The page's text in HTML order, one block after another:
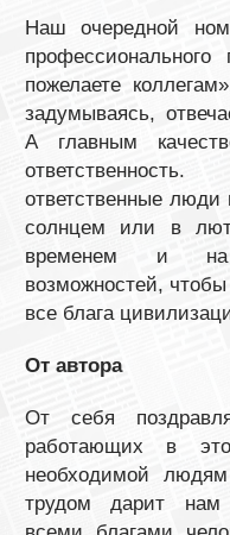
Наш очередной
пожелаете
задумываясь,
А главным
ответственные
солнцем или в
временем и на
возможностей,
все блага
От автора
От себя
работающих в
необходимой
трудом дарит нам